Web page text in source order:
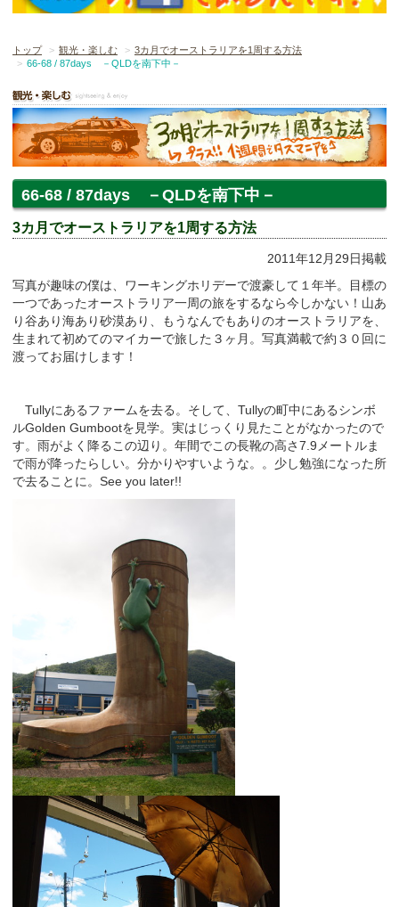
トップ 観光・楽しむ
3カ月でオーストラリアを1周する方法
66-68 / 87days －QLDを南下中－
66-68 / 87days －QLDを南下中－
3カ月でオーストラリアを1周する方法
2011年12月29日掲載
写真が趣味の僕は、ワーキングホリデーで渡豪して１年半。目標の
一つであったオーストラリア一周の旅をするなら今しかない！山あ
り谷あり海あり砂漠あり、もうなんでもありのオーストラリアを、
生まれて初めてのマイカーで旅した３ヶ月。写真満載で約３０回に
渡ってお届けします！
Tullyにあるファームを去る。そして、Tullyの町中にあるシンボ
ルGolden Gumbootを見学。実はじっくり見たことがなかったので
す。雨がよく降るこの辺り。年間でこの長靴の高さ7.9メートルま
で雨が降ったらしい。分かりやすいような。。少し勉強になった所
で去ることに。See you later!!